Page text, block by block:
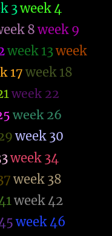
3week 4
8 week 9
week 13week
17 week 18
week 22
week 26
week 30
week 34
week 38
week 42
week 46